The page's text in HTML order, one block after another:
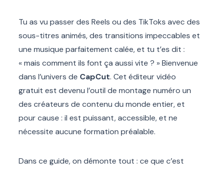
Tu as vu passer des Reels ou des TikToks avec des
sous-titres animés, des transitions impeccables et
une musique parfaitement calée, et tu t’es dit :
« mais comment ils font ça aussi vite ? » Bienvenue
dans l’univers de CapCut. Cet éditeur vidéo
gratuit est devenu l’outil de montage numéro un
des créateurs de contenu du monde entier, et
pour cause : il est puissant, accessible, et ne
nécessite aucune formation préalable.
Dans ce guide, on démonte tout : ce que c’est